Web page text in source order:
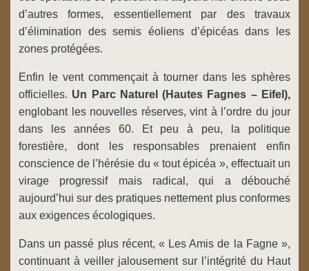
d’autres formes, essentiellement par des travaux
d’élimination des semis éoliens d’épicéas dans les
zones protégées.
Enfin le vent commençait à tourner dans les sphères
officielles. Un Parc Naturel(Hautes Fagnes – Eifel),
englobant les nouvelles réserves, vint à l’ordre du jour
dans les années 60. Et peu à peu, la politique
forestière, dont les responsables prenaient enfin
conscience de l’hérésie du « tout épicéa », effectuait un
virage progressif mais radical, qui a débouché
aujourd’hui sur des pratiques nettement plus conformes
aux exigences écologiques.
Dans un passé plus récent, « Les Amis de la Fagne »,
continuant à veiller jalousement sur l’intégrité du Haut